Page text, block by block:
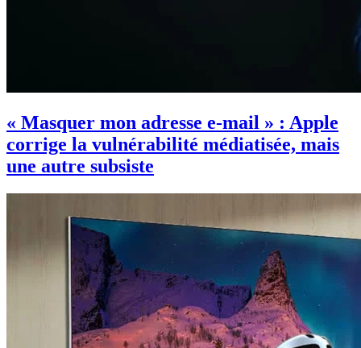
« Masquer mon adresse e-mail » : Apple
corrige la vulnérabilité médiatisée, mais
une autre subsiste